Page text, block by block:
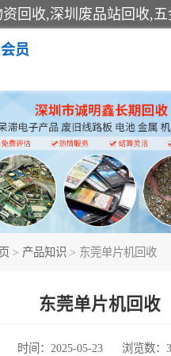
员
> 产品知识 > 东莞单片机回收
东莞单片机回收
时间：2025-05-23 浏览数：
收